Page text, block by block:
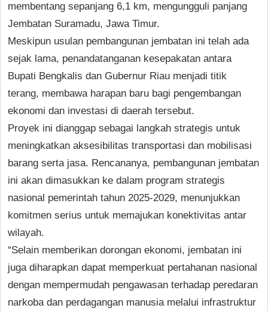
membentang sepanjang 6,1 km, mengungguli panjang
Jembatan Suramadu, Jawa Timur.
Meskipun usulan pembangunan jembatan ini telah ada
sejak lama, penandatanganan kesepakatan antara
Bupati Bengkalis dan Gubernur Riau menjadi titik
terang, membawa harapan baru bagi pengembangan
ekonomi dan investasi di daerah tersebut.
Proyek ini dianggap sebagai langkah strategis untuk
meningkatkan aksesibilitas transportasi dan mobilisasi
barang serta jasa. Rencananya, pembangunan jembatan
ini akan dimasukkan ke dalam program strategis
nasional pemerintah tahun 2025-2029, menunjukkan
komitmen serius untuk memajukan konektivitas antar
wilayah.
“Selain memberikan dorongan ekonomi, jembatan ini
juga diharapkan dapat memperkuat pertahanan nasional
dengan mempermudah pengawasan terhadap peredaran
narkoba dan perdagangan manusia melalui infrastruktur